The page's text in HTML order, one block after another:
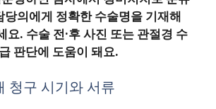
당의에게 정확한 수술명을 기재해
요. 수술 전·후 사진 또는 관절경 수
판단에 도움이 돼요.
청구 시기와 서류